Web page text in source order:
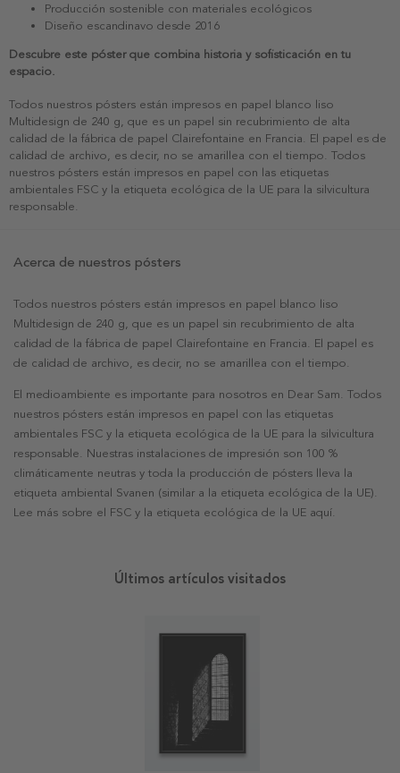
Producción sostenible con materiales ecológicos
Diseño escandinavo desde 2016
Descubre este póster que combina historia y sofisticación en tu
espacio.
Todos nuestros pósters están impresos en papel blanco liso
Multidesign de 240 g, que es un papel sin recubrimiento de alta
calidad de la fábrica de papel Clairefontaine en Francia. El papel es de
calidad de archivo, es decir, no se amarillea con el tiempo. Todos
nuestros pósters están impresos en papel con las etiquetas
ambientales FSC y la etiqueta ecológica de la UE para la silvicultura
responsable.
Acerca de nuestros pósters
Todos nuestros pósters están impresos en papel blanco liso
Multidesign de 240 g, que es un papel sin recubrimiento de alta
calidad de la fábrica de papel Clairefontaine en Francia. El papel es
de calidad de archivo, es decir, no se amarillea con el tiempo.
El medioambiente es importante para nosotros en Dear Sam. Todos
nuestros pósters están impresos en papel con las etiquetas
ambientales FSC y la etiqueta ecológica de la UE para la silvicultura
responsable. Nuestras instalaciones de impresión son 100 %
climáticamente neutras y toda la producción de pósters lleva la
etiqueta ambiental Svanen (similar a la etiqueta ecológica de la UE).
Lee más sobre el FSC y la etiqueta ecológica de la UE aquí.
Últimos artículos visitados